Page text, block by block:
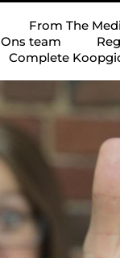
From The
Ons team
Complete